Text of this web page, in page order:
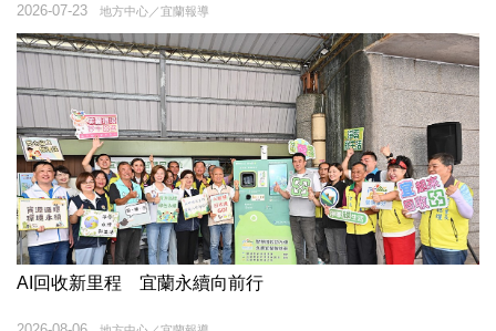
地方中心／宜蘭報導
2026-07-23
AI回收新里程 宜蘭永續向前行